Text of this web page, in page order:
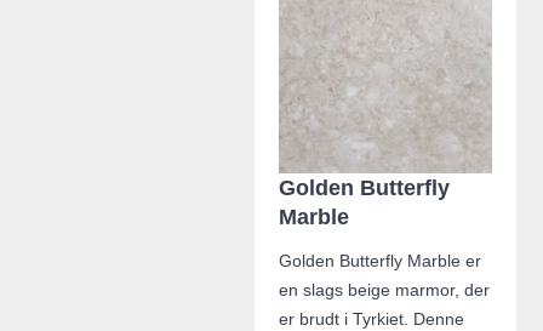
Golden Butterfly
Marble
Golden Butterfly Marble er
en slags beige marmor, der
er brudt i Tyrkiet. Denne